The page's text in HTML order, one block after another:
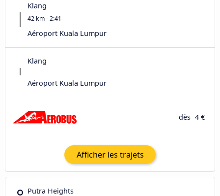
Klang
42 km - 2:41
Aéroport Kuala Lumpur
Klang
Aéroport Kuala Lumpur
dès 4 €
Afficher les trajets
Putra Heights